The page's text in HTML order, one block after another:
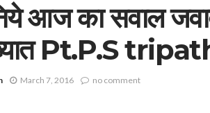
आज का सवाल
Pt.P.S
March 7, 2016 no comment